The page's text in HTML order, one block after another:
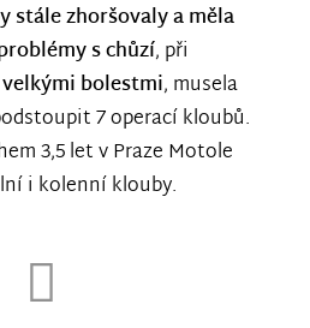
stále zhoršovaly a měla
s chůzí, při
velkými bolestmi, musela
7 operací kloubů.
3,5 let v Praze Motole
i kolenní klouby.